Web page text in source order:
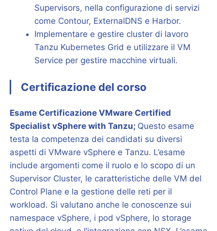
Supervisors, nella configurazione di servizi
come Contour, ExternalDNS e Harbor.
Implementare e gestire cluster di lavoro
Tanzu Kubernetes Grid e utilizzare il VM
Service per gestire macchine virtuali.
Certificazione del corso
Esame Certificazione VMware Certified
Specialist vSphere with Tanzu; Questo esame
testa la competenza dei candidati su diversi
aspetti di VMware vSphere e Tanzu. L’esame
include argomenti come il ruolo e lo scopo di un
Supervisor Cluster, le caratteristiche delle VM del
Control Plane e la gestione delle reti per il
workload. Si valutano anche le conoscenze sui
namespace vSphere, i pod vSphere, lo storage